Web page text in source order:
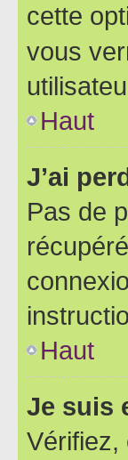
cette
vous
Haut
J’ai
Pas de
Haut
Je suis
Vérifiez,